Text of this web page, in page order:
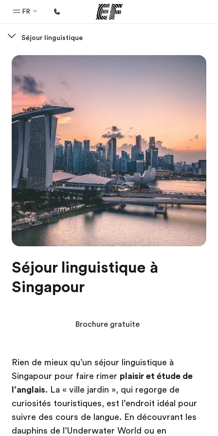
FR
Bienvenue chez EF
Programmes
Nos offres
Bureaux
Trouver un bureau
A propos de nous
Qui sommes-nous ?
EF recrute
Rejoignez nos équipes
Séjour linguistique
Séjour linguistique à
Singapour
Rien de mieux qu’un séjour linguistique à
Singapour pour faire rimer plaisir et étude de
l’anglais. La « ville jardin », qui regorge de
curiosités touristiques, est l’endroit idéal pour
suivre des cours de langue. En découvrant les
dauphins de l’Underwater World ou en
Brochure gratuite